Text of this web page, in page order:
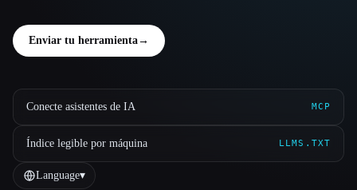
Enviar tu herramienta→
Conecte asistentes de IA MCP
Índice legible por máquina LLMS.TXT
Language▾